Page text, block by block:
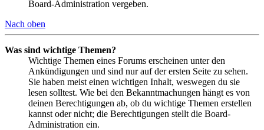
Board-Administration vergeben.
Nach oben
Was sind wichtige Themen?
Wichtige Themen eines Forums erscheinen unter den
Ankündigungen und sind nur auf der ersten Seite zu sehen.
Sie haben meist einen wichtigen Inhalt, weswegen du sie
lesen solltest. Wie bei den Bekanntmachungen hängt es von
deinen Berechtigungen ab, ob du wichtige Themen erstellen
kannst oder nicht; die Berechtigungen stellt die Board-
Administration ein.